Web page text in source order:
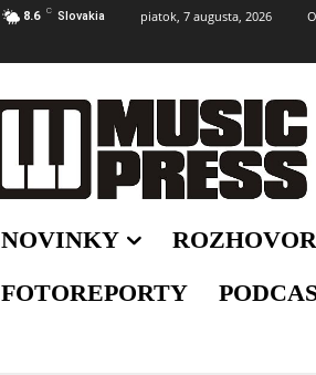
8.6 C Slovakia piatok, 7 augusta, 2026
NOVINKY
FOTOREPORTY